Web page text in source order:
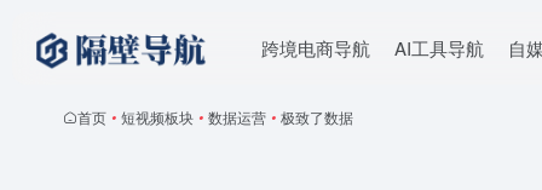
跨境电商导航 AI工具导航 自
首页 • 短视频板块 • 数据运营 • 极致了数据